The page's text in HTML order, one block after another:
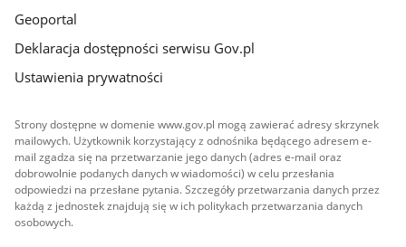
Geoportal
Deklaracja dostępności serwisu Gov.pl
Ustawienia prywatności
Strony dostępne w domenie www.gov.pl mogą zawierać adresy skrzynek
mailowych. Użytkownik korzystający z odnośnika będącego adresem e-
mail zgadza się na przetwarzanie jego danych (adres e-mail oraz
dobrowolnie podanych danych w wiadomości) w celu przesłania
odpowiedzi na przesłane pytania. Szczegóły przetwarzania danych przez
każdą z jednostek znajdują się w ich politykach przetwarzania danych
osobowych.